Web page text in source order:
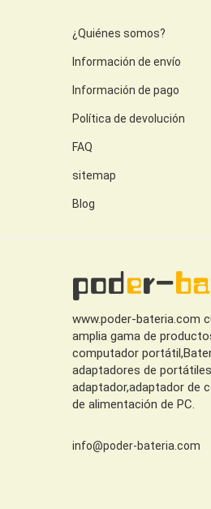
¿Quiénes somos?
Información de envío
Información de pago
Política de devolución
FAQ
sitemap
Blog
www.poder-bateria.com
amplia gama de
computador
adaptadores de
adaptador,adaptador de
de alimentación de PC.
info@poder-bateria.com